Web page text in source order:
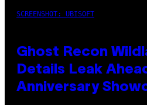
SCREENSHOT: UBISOFT
Ghost Recon
Details Leak
Anniversary